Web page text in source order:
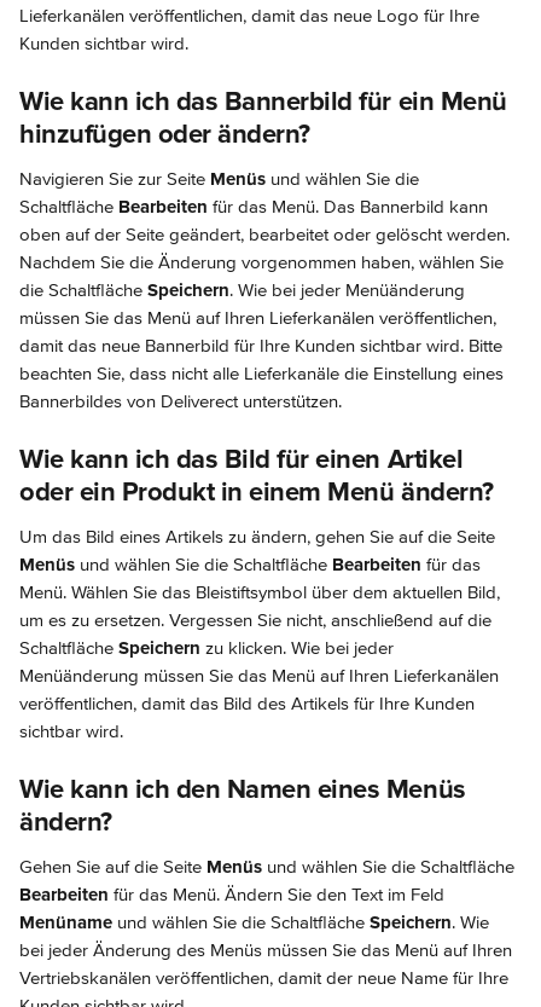
Lieferkanälen veröffentlichen, damit das neue Logo für Ihre
Kunden sichtbar wird.
Wie kann ich das Bannerbild für ein Menü
hinzufügen oder ändern?
Navigieren Sie zur Seite Menüs und wählen Sie die
Schaltfläche Bearbeiten für das Menü. Das Bannerbild kann
oben auf der Seite geändert, bearbeitet oder gelöscht werden.
Nachdem Sie die Änderung vorgenommen haben, wählen Sie
die Schaltfläche Speichern. Wie bei jeder Menüänderung
müssen Sie das Menü auf Ihren Lieferkanälen veröffentlichen,
damit das neue Bannerbild für Ihre Kunden sichtbar wird. Bitte
beachten Sie, dass nicht alle Lieferkanäle die Einstellung eines
Bannerbildes von Deliverect unterstützen.
Wie kann ich das Bild für einen Artikel
oder ein Produkt in einem Menü ändern?
Um das Bild eines Artikels zu ändern, gehen Sie auf die Seite
Menüs und wählen Sie die Schaltfläche Bearbeiten für das
Menü. Wählen Sie das Bleistiftsymbol über dem aktuellen Bild,
um es zu ersetzen. Vergessen Sie nicht, anschließend auf die
Schaltfläche Speichern zu klicken. Wie bei jeder
Menüänderung müssen Sie das Menü auf Ihren Lieferkanälen
veröffentlichen, damit das Bild des Artikels für Ihre Kunden
sichtbar wird.
Wie kann ich den Namen eines Menüs
ändern?
Gehen Sie auf die Seite Menüs und wählen Sie die Schaltfläche
Bearbeiten für das Menü. Ändern Sie den Text im Feld
Menüname und wählen Sie die Schaltfläche Speichern. Wie
bei jeder Änderung des Menüs müssen Sie das Menü auf Ihren
Vertriebskanälen veröffentlichen, damit der neue Name für Ihre